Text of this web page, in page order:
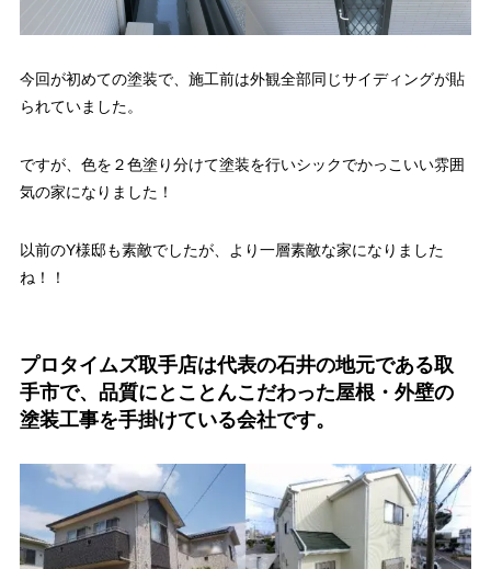
今回が初めての塗装で、施工前は外観全部同じサイディングが貼
られていました。
ですが、色を２色塗り分けて塗装を行いシックでかっこいい雰囲
気の家になりました！
以前のY様邸も素敵でしたが、より一層素敵な家になりました
ね！！
プロタイムズ取手店は代表の石井の地元である取
手市で、品質にとことんこだわった屋根・外壁の
塗装工事を手掛けている会社です。